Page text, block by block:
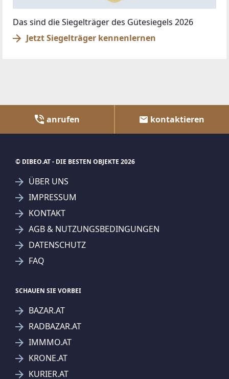
Das sind die Siegelträger des Gütesiegels 2026
Jetzt Siegelträger kennenlernen
anrufen kontaktieren
© DIBEO.AT - DIE BESTEN OBJEKTE 2026
ÜBER UNS
IMPRESSUM
KONTAKT
AGB & NUTZUNGSBEDINGUNGEN
DATENSCHUTZ
FAQ
SCHAUEN SIE VORBEI
BAZAR.AT
RADBAZAR.AT
IMMMO.AT
KRONE.AT
KURIER.AT